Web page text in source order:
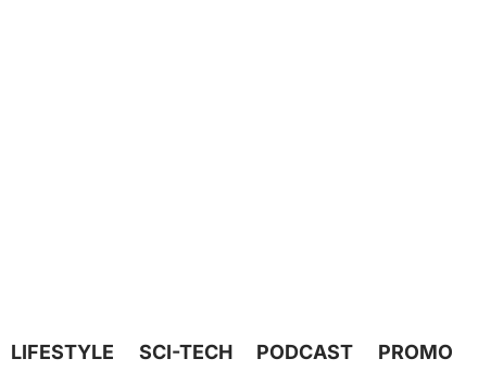
LIFESTYLE SCI-TECH PODCAST
PROMO